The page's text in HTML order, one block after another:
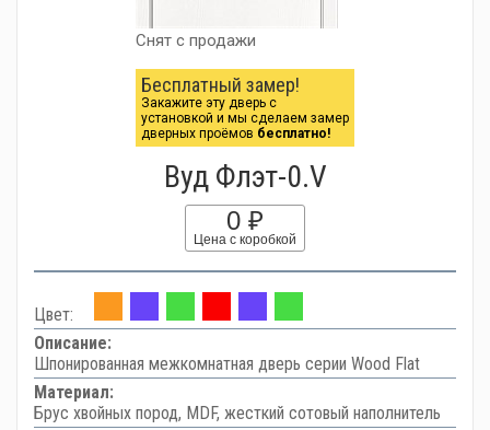
Снят с продажи
Бесплатный замер!
Закажите эту дверь с
установкой и мы сделаем замер
дверных проёмов бесплатно!
Вуд Флэт-0.V
0 ₽
Цена с коробкой
Цвет:
Описание:
Шпонированная межкомнатная дверь серии Wood Flat
Материал:
Брус хвойных пород, MDF, жесткий сотовый наполнитель